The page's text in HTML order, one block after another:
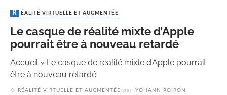
RÉALITÉ VIRTUELLE ET AUGMENTÉE
Le casque de réalité mixte d’Apple
pourrait être à nouveau retardé
Accueil» Le casque de réalité mixte d’Apple pourrait
être à nouveau retardé
RÉALITÉ VIRTUELLE ET AUGMENTÉE par
YOHANN POIRON